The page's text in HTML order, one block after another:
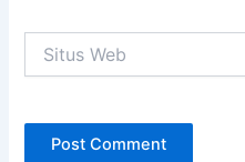
Web